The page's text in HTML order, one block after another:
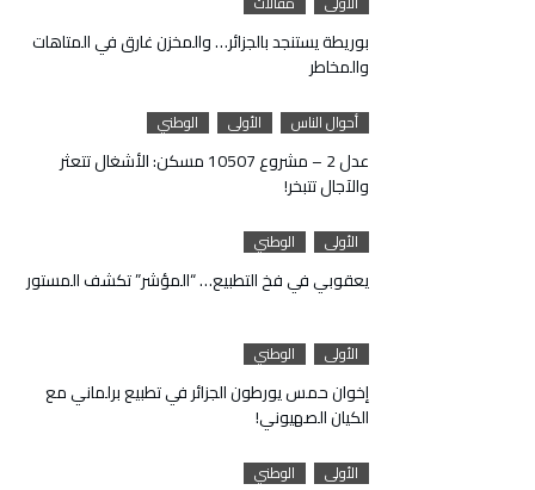
بوريطة يستنجد بالجزائر… والمخزن غارق في المتاهات
والمخاطر
أحوال الناس الأولى الوطني
عدل 2 – مشروع 10507 مسكن: الأشغال تتعثر
والآجال تتبخر!
الأولى الوطني
يعقوبي في فخ التطبيع… “المؤشر” تكشف المستور
الأولى الوطني
إخوان حمس يورطون الجزائر في تطبيع برلماني مع
الكيان الصهيوني!
الأولى الوطني